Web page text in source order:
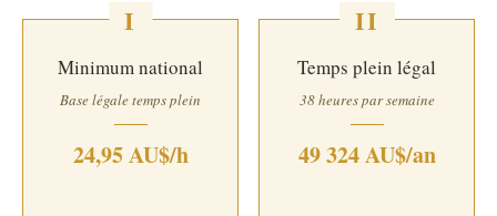
I
Minimum national
Base légale temps plein
24,95 AU$/h
II
Temps plein légal
38 heures par semaine
49 324 AU$/an